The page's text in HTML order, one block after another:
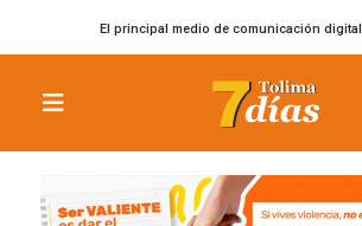
El principal medio de comunicación